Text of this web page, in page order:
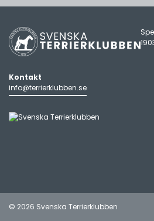
Kontakt
info@terrierklubben.se
© 2026 Svenska Terrierklubben